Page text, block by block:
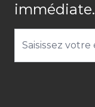
immédiate.